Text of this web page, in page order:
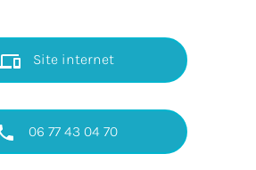
Site internet
06 77 43 04 70